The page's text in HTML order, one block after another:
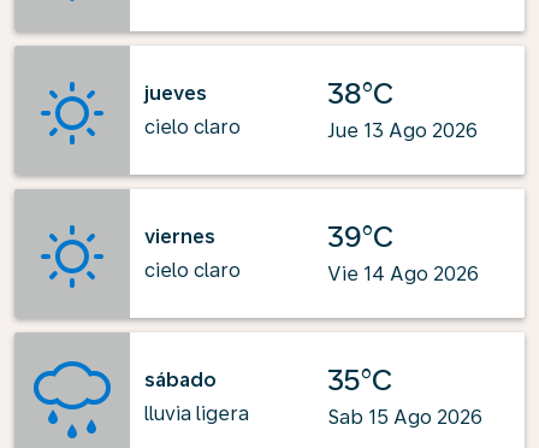
jueves
cielo claro
38°C
Jue 13 Ago 2026
viernes
cielo claro
39°C
Vie 14 Ago 2026
sábado
lluvia ligera
35°C
Sab 15 Ago 2026